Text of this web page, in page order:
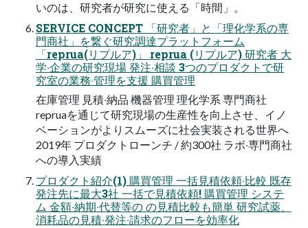
いのは、研究者が研究に使える「時間」。
SERVICE CONCEPT 「研究者」と「理化学系の専
⾨商社」を繋ぐ研究調達プラットフォーム
「reprua(リプルア)」 reprua (リプルア) 研究者 ⼤
学‧企業の研究現場 発注‧相談 3つのプロダクトで研
究室の業務‧管理を⽀援 購買管理
在庫管理 ⾒積‧納品 機器管理 理化学系 専⾨商社
repruaを通じて研究現場の⽣産性を向上させ、イノ
ベーションがよりスムーズに社会実装される世界へ
2019年 プロダクトローンチ / 約300社 ラボ‧専⾨商社
への導⼊実績
プロダクト紹介(1) 購買管理 ⼀括⾒積依頼‧⽐較 既存
発注先に最⼤3社 ⼀括で⾒積依頼! 購買管理 システ
ム ⾦額‧納期‧代替等の の⾒積⽐較も簡単 研究試薬、
消耗品の⾒積‧発注‧請求のフローを効率化